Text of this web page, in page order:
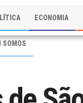
ECONOMIA
SOMOS